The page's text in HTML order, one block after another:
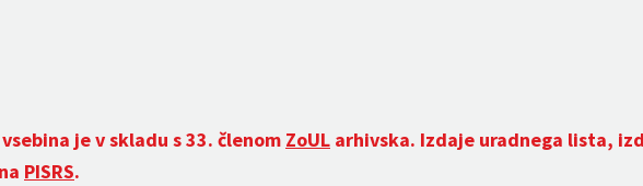
je v skladu s 33. členom ZoUL arhivska. Izdaje uradnega lista,
PISRS.